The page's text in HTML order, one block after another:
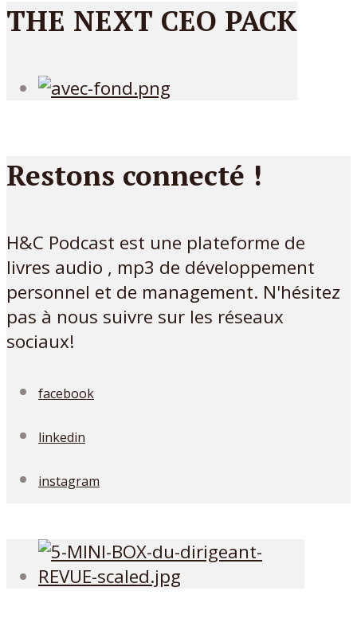
THE NEXT CEO PACK
Restons connecté !
H&C Podcast est une plateforme de
livres audio , mp3 de développement
personnel et de management. N'hésitez
pas à nous suivre sur les réseaux
sociaux!
facebook
linkedin
instagram